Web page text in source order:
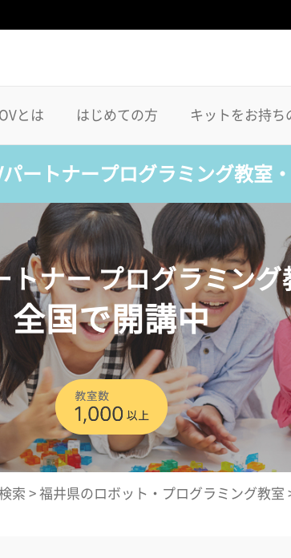
とは はじめての方 キットをお持ち
ートナープログラミング教室
トナー プログラミング
全国で開講中
索 > 福井県のロボット・プログラミング教室